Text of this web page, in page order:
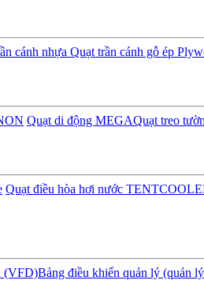
cánh nhựa Quạt trần cánh gỗ ép
Quạt di động MEGAQuạt treo
Quạt điều hòa hơi nước
(VFD)Bảng điều khiển quản lý (quản